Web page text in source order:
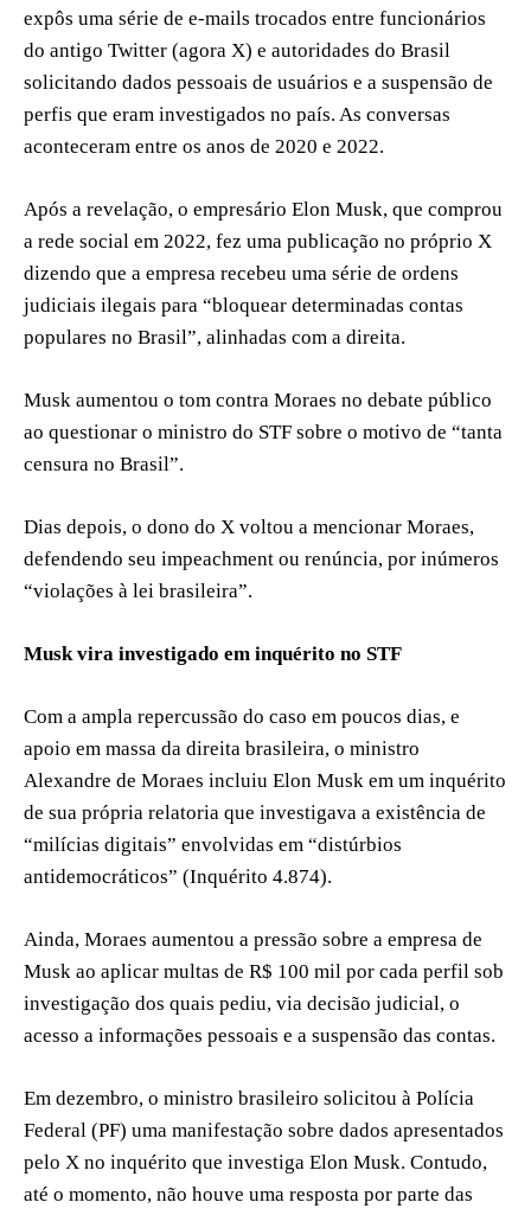
expôs uma série de e-mails trocados entre funcionários
do antigo Twitter (agora X) e autoridades do Brasil
solicitando dados pessoais de usuários e a suspensão de
perfis que eram investigados no país. As conversas
aconteceram entre os anos de 2020 e 2022.
Após a revelação, o empresário Elon Musk, que comprou
a rede social em 2022, fez uma publicação no próprio X
dizendo que a empresa recebeu uma série de ordens
judiciais ilegais para “bloquear determinadas contas
populares no Brasil”, alinhadas com a direita.
Musk aumentou o tom contra Moraes no debate público
ao questionar o ministro do STF sobre o motivo de “tanta
censura no Brasil”.
Dias depois, o dono do X voltou a mencionar Moraes,
defendendo seu impeachment ou renúncia, por inúmeros
“violações à lei brasileira”.
Musk vira investigado em inquérito no STF
Com a ampla repercussão do caso em poucos dias, e
apoio em massa da direita brasileira, o ministro
Alexandre de Moraes incluiu Elon Musk em um inquérito
de sua própria relatoria que investigava a existência de
“milícias digitais” envolvidas em “distúrbios
antidemocráticos” (Inquérito 4.874).
Ainda, Moraes aumentou a pressão sobre a empresa de
Musk ao aplicar multas de R$ 100 mil por cada perfil sob
investigação dos quais pediu, via decisão judicial, o
acesso a informações pessoais e a suspensão das contas.
Em dezembro, o ministro brasileiro solicitou à Polícia
Federal (PF) uma manifestação sobre dados apresentados
pelo X no inquérito que investiga Elon Musk. Contudo,
até o momento, não houve uma resposta por parte das